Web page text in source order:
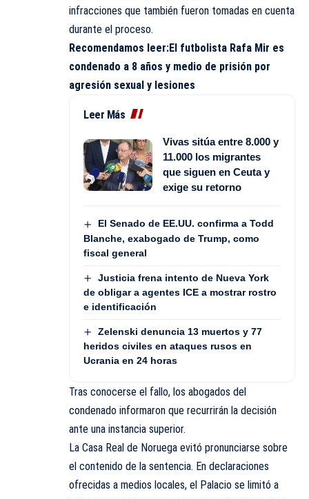
infracciones que también fueron tomadas en cuenta
durante el proceso.
Recomendamos leer:El futbolista Rafa Mir es
condenado a 8 años y medio de prisión por
agresión sexual y lesiones
Leer Más
Vivas sitúa entre 8.000 y
11.000 los migrantes
que siguen en Ceuta y
exige su retorno
El Senado de EE.UU. confirma a Todd
Blanche, exabogado de Trump, como
fiscal general
Justicia frena intento de Nueva York
de obligar a agentes ICE a mostrar rostro
e identificación
Zelenski denuncia 13 muertos y 77
heridos civiles en ataques rusos en
Ucrania en 24 horas
Tras conocerse el fallo, los abogados del
condenado informaron que recurrirán la decisión
ante una instancia superior.
La Casa Real de Noruega evitó pronunciarse sobre
el contenido de la sentencia. En declaraciones
ofrecidas a medios locales, el Palacio se limitó a